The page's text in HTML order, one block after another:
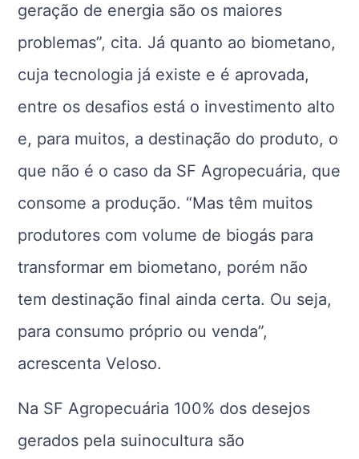
geração de energia são os maiores
problemas”, cita. Já quanto ao biometano,
cuja tecnologia já existe e é aprovada,
entre os desafios está o investimento alto
e, para muitos, a destinação do produto, o
que não é o caso da SF Agropecuária, que
consome a produção. “Mas têm muitos
produtores com volume de biogás para
transformar em biometano, porém não
tem destinação final ainda certa. Ou seja,
para consumo próprio ou venda”,
acrescenta Veloso.
Na SF Agropecuária 100% dos desejos
gerados pela suinocultura são